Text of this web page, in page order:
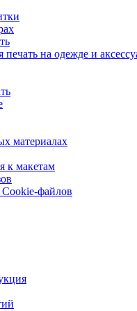
печать на одежде и
материалах
к макетам
файлов